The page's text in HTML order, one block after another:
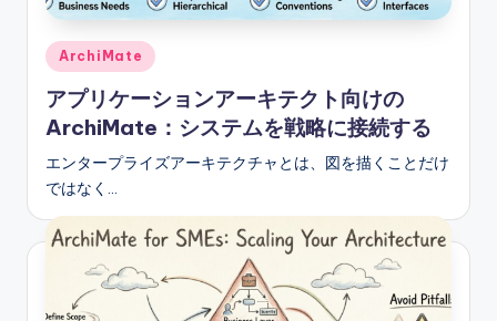
Posted
in
ArchiMate
アプリケーションアーキテクト向けの
ArchiMate：システムを戦略に接続する
エンタープライズアーキテクチャとは、図を描くことだけ
ではなく…